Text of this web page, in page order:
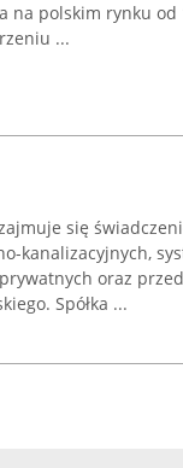
na polskim rynku
...
się
kanalizacyjnych,
oraz
Spółka ...